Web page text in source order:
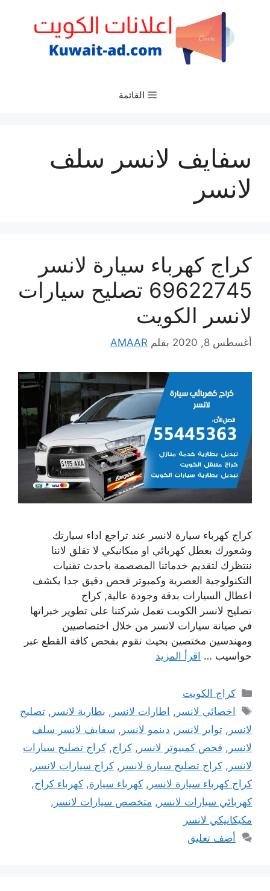
القائمة
سفايف لانسر سلف
لانسر
كراج كهرباء سيارة لانسر
69622745 تصليح سيارات
لانسر الكويت
أغسطس 8, 2020 بقلم AMAAR
كراج كهرباء سيارة لانسر عند تراجع اداء سيارتك
وشعورك بعطل كهربائي او ميكانيكي لا تقلق لاننا
ننتظرك لتقديم خدماتنا المصصمة باحدث تقنيات
التكنولوجية العصرية وكمبوتر فحص دقيق جدا يكشف
اعطال السيارات بدقة وجودة عالية, كراج
تصليح لانسر الكويت تعمل شركتنا على تطوير خبراتها
في صيانة سيارات لانسر من خلال اختصاصيين
ومهندسين مختصين بحيث نقوم بفحص كافة القطع عبر
حواسيب … اقرأ المزيد
التصنيفات
كراج الكويت
الوسوم
اخصائي لانسر , اطارات لانسر , بطارية لانسر ,تصليح
لانسر , تواير لانسر , دينمو لانسر , سفايف لانسر سلف
لانسر , فحص كمبيوتر لانسر , كراج, كراج تصليح سيارات
لانسر , كراج تصليح سيارة لانسر , كراج سيارات لانسر ,
كراج كهرباء سيارة لانسر , كهرباء سيارة, كهرباء كراج,
كهربائي سيارات لانسر , متخصص سيارات لانسر ,
مكيكانيكي لانسر
أضف تعليق